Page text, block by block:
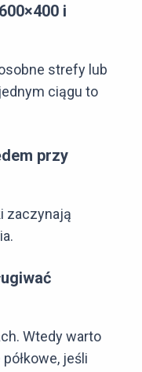
i
strefy lub
ciągu to
przy
zaczynają
Wtedy warto
jeśli